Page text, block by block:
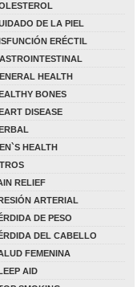
DE LA PIEL
ERÉCTIL
HEALTH
BONES
DISEASE
HEALTH
RELIEF
ARTERIAL
DE PESO
DEL CABELLO
FEMENINA
AID